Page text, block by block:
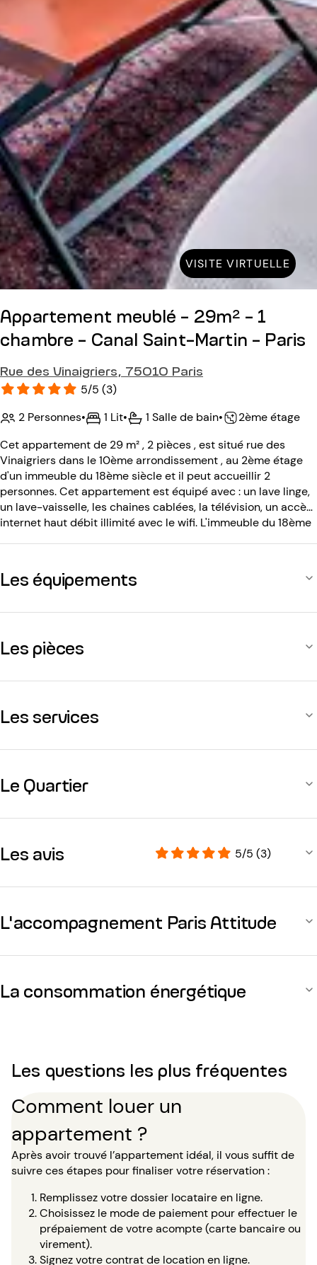
VISITE VIRTUELLE
Appartement meublé - 29m² - 1
chambre - Canal Saint-Martin - Paris
Rue des Vinaigriers, 75010 Paris
5/5 (3)
2 Personnes• 1 Lit• 1 Salle de bain•
2ème étage
Cet appartement de 29 m² , 2 pièces , est situé rue des
Vinaigriers dans le 10ème arrondissement , au 2ème étage
d'un immeuble du 18ème siècle et il peut accueillir 2
personnes. Cet appartement est équipé avec : un lave linge,
un lave-vaisselle, les chaines cablées, la télévision, un accès
internet haut débit illimité avec le wifi. L'immeuble du 18ème
Les équipements
Les pièces
Les services
Le Quartier
Les avis 5/5 (3)
L'accompagnement Paris Attitude
La consommation énergétique
Les questions les plus fréquentes
Comment louer un
appartement ?
Après avoir trouvé l’appartement idéal, il vous suffit de
suivre ces étapes pour finaliser votre réservation :
Remplissez votre dossier locataire en ligne.
Choisissez le mode de paiement pour effectuer le
prépaiement de votre acompte (carte bancaire ou
virement).
Signez votre contrat de location en ligne.